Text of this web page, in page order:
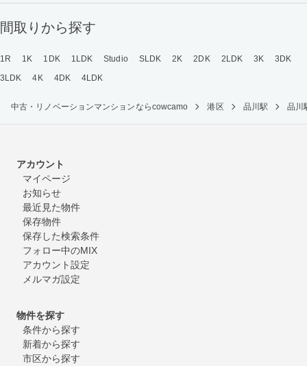
間取りから探す
1R 1K 1DK 1LDK Studio SLDK 2K 2DK 2LDK 3K
3DK
3LDK
4K 4DK 4LDK
中古・リノベーションマンションならcowcamo 港区 品川駅 品川
アカウント
マイページ
お知らせ
最近見た物件
保存物件
保存した検索条件
フォロー中のMIX
アカウント設定
メルマガ設定
物件を探す
条件から探す
新着から探す
市区から探す